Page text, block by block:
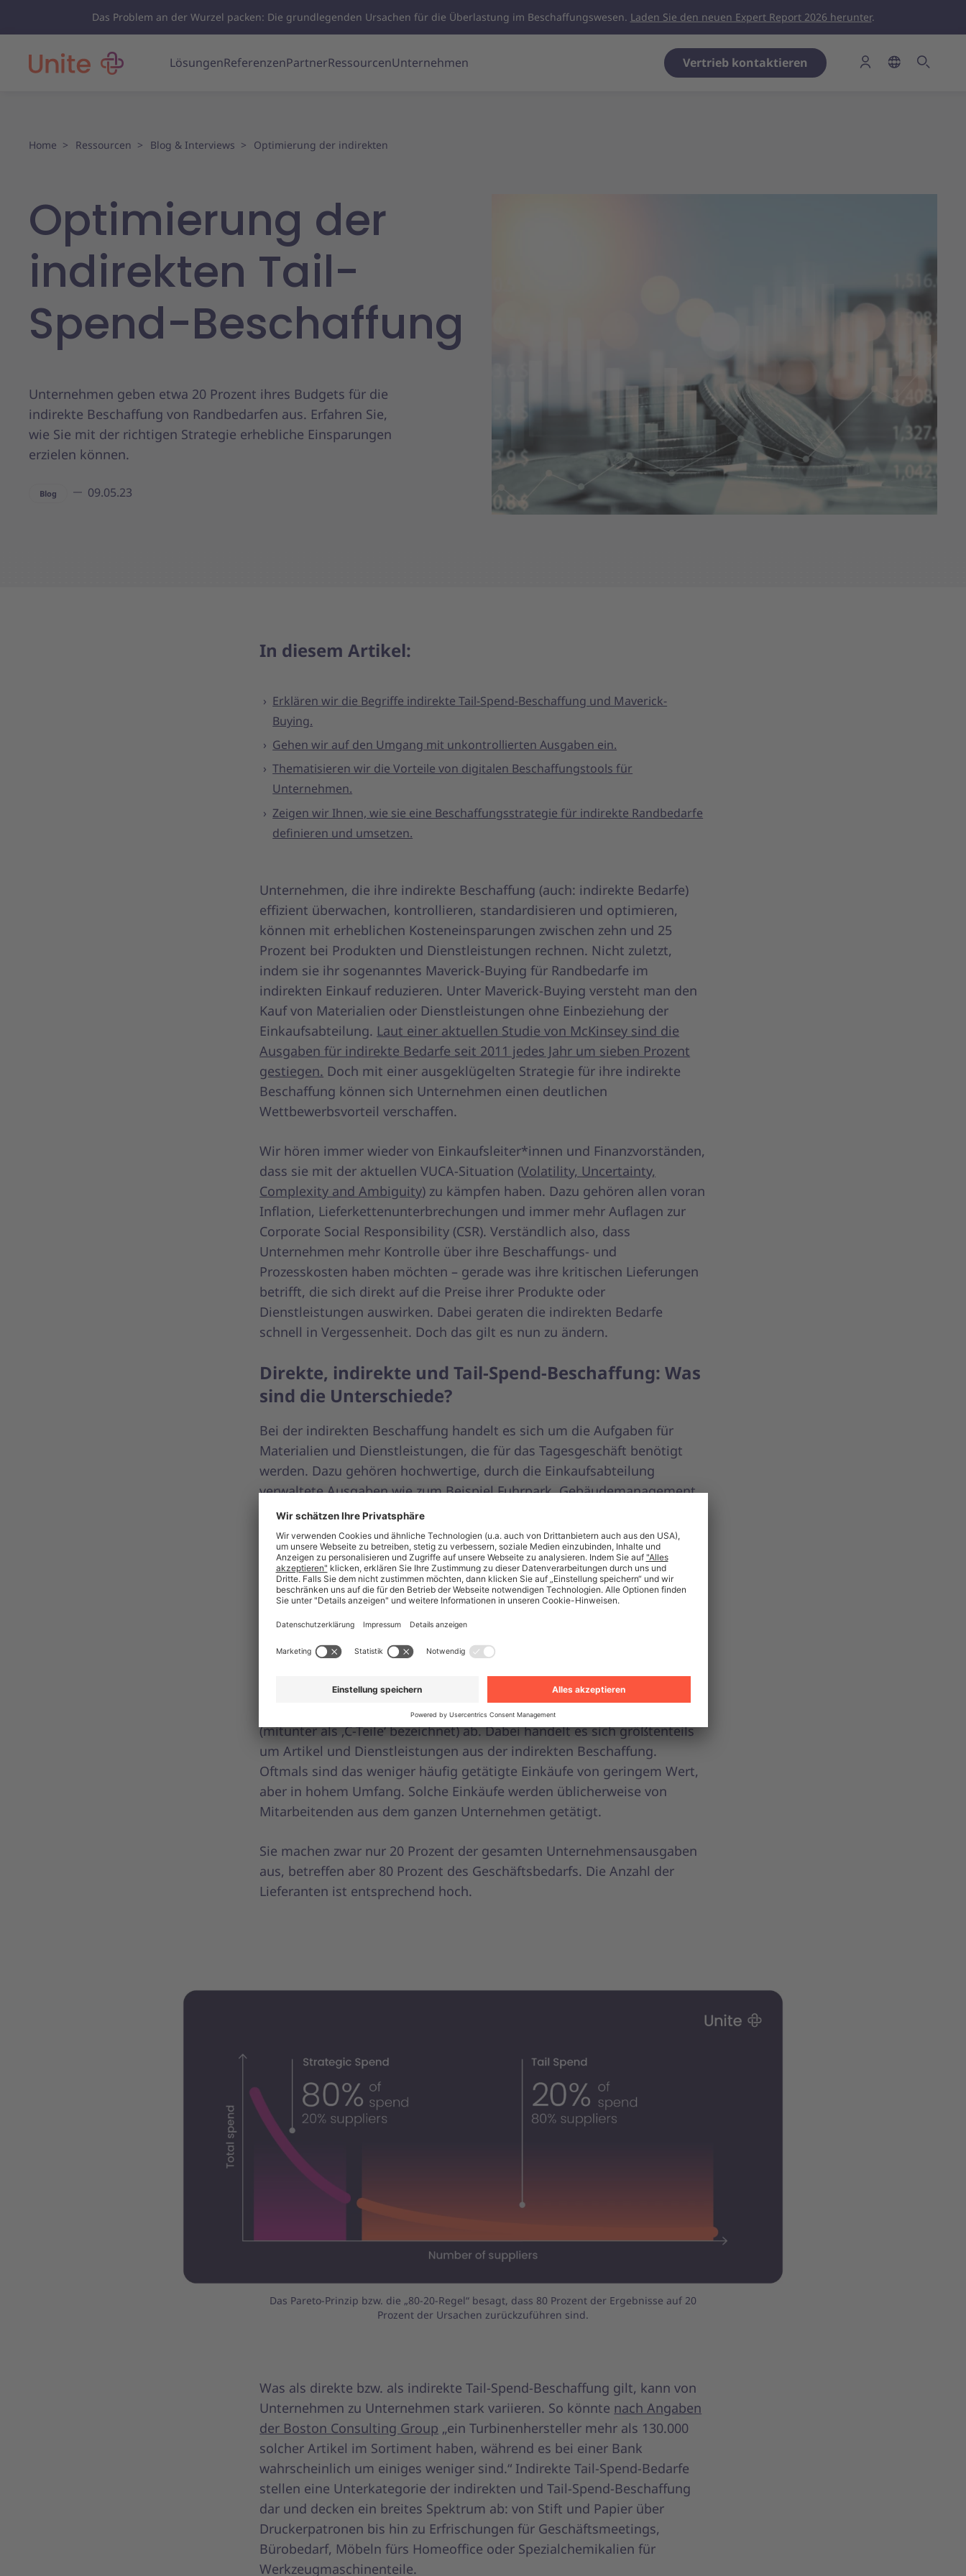
Das Problem an der Wurzel packen: Die grundlegenden Ursachen für die Überlastung im Beschaffungswesen. Laden Sie den neuen Expert Report 2026 herunter.
LösungenReferenzenPartnerRessourcenUnternehmen Vertrieb kontaktieren
Home Ressourcen Blog & Interviews Optimierung der indirekten
Optimierung der
indirekten Tail-
Spend-Beschaffung
Unternehmen geben etwa 20 Prozent ihres Budgets für die
indirekte Beschaffung von Randbedarfen aus. Erfahren Sie,
wie Sie mit der richtigen Strategie erhebliche Einsparungen
erzielen können.
Blog 09.05.23
In diesem Artikel:
Erklären wir die Begriffe indirekte Tail-Spend-Beschaffung und Maverick-
Buying.
Gehen wir auf den Umgang mit unkontrollierten Ausgaben ein.
Thematisieren wir die Vorteile von digitalen Beschaffungstools für
Unternehmen.
Zeigen wir Ihnen, wie sie eine Beschaffungsstrategie für indirekte Randbedarfe
definieren und umsetzen.
Unternehmen, die ihre indirekte Beschaffung (auch: indirekte Bedarfe)
effizient überwachen, kontrollieren, standardisieren und optimieren,
können mit erheblichen Kosteneinsparungen zwischen zehn und 25
Prozent bei Produkten und Dienstleistungen rechnen. Nicht zuletzt,
indem sie ihr sogenanntes Maverick-Buying für Randbedarfe im
indirekten Einkauf reduzieren. Unter Maverick-Buying versteht man den
Kauf von Materialien oder Dienstleistungen ohne Einbeziehung der
Einkaufsabteilung. Laut einer aktuellen Studie von McKinsey sind die
Ausgaben für indirekte Bedarfe seit 2011 jedes Jahr um sieben Prozent
gestiegen. Doch mit einer ausgeklügelten Strategie für ihre indirekte
Beschaffung können sich Unternehmen einen deutlichen
Wettbewerbsvorteil verschaffen.
Wir hören immer wieder von Einkaufsleiter*innen und Finanzvorständen,
dass sie mit der aktuellen VUCA-Situation (Volatility, Uncertainty,
Complexity and Ambiguity) zu kämpfen haben. Dazu gehören allen voran
Inflation, Lieferkettenunterbrechungen und immer mehr Auflagen zur
Corporate Social Responsibility (CSR). Verständlich also, dass
Unternehmen mehr Kontrolle über ihre Beschaffungs- und
Prozesskosten haben möchten – gerade was ihre kritischen Lieferungen
betrifft, die sich direkt auf die Preise ihrer Produkte oder
Dienstleistungen auswirken. Dabei geraten die indirekten Bedarfe
schnell in Vergessenheit. Doch das gilt es nun zu ändern.
Direkte, indirekte und Tail-Spend-Beschaffung: Was
sind die Unterschiede?
Bei der indirekten Beschaffung handelt es sich um die Aufgaben für
Materialien und Dienstleistungen, die für das Tagesgeschäft benötigt
werden. Dazu gehören hochwertige, durch die Einkaufsabteilung
verwaltete Ausgaben wie zum Beispiel Fuhrpark, Gebäudemanagement,
Maschinenverleih und Professional Services. Direkte Bedarfe hingegen
werden in der Regel für die Dinge getätigt, die das Unternehmen in die
Produkte oder Dienstleistungen einbaut, die es verkauft.
Im Großen und Ganzen folgen die Ausgaben in der Lieferkette dem
Pareto-Prinzip: 80 Prozent der (direkten oder indirekten) Ausgaben
werden für 20 Prozent der Bestellungen getätigt – das hochwertige
strategische Geschäftsinventar, für das die Einkaufsabteilung
Die Tail-Spend-Beschaffung deckt alle übrigen taktischen Posten
(mitunter als ‚C-Teile‘ bezeichnet) ab. Dabei handelt es sich größtenteils
um Artikel und Dienstleistungen aus der indirekten Beschaffung.
Oftmals sind das weniger häufig getätigte Einkäufe von geringem Wert,
aber in hohem Umfang. Solche Einkäufe werden üblicherweise von
Mitarbeitenden aus dem ganzen Unternehmen getätigt.
Sie machen zwar nur 20 Prozent der gesamten Unternehmensausgaben
aus, betreffen aber 80 Prozent des Geschäftsbedarfs. Die Anzahl der
Lieferanten ist entsprechend hoch.
Das Pareto-Prinzip bzw. die „80-20-Regel“ besagt, dass 80 Prozent der Ergebnisse auf 20
Prozent der Ursachen zurückzuführen sind.
Was als direkte bzw. als indirekte Tail-Spend-Beschaffung gilt, kann von
Unternehmen zu Unternehmen stark variieren. So könnte nach Angaben
der Boston Consulting Group „ein Turbinenhersteller mehr als 130.000
solcher Artikel im Sortiment haben, während es bei einer Bank
wahrscheinlich um einiges weniger sind.“ Indirekte Tail-Spend-Bedarfe
stellen eine Unterkategorie der indirekten und Tail-Spend-Beschaffung
dar und decken ein breites Spektrum ab: von Stift und Papier über
Druckerpatronen bis hin zu Erfrischungen für Geschäftsmeetings,
Bürobedarf, Möbeln fürs Homeoffice oder Spezialchemikalien für
Werkzeugmaschinenteile.